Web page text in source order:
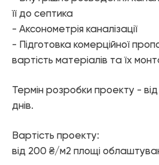
її до септика
- Аксонометрія каналізації
- Підготовка комерційної
вартість матеріалів та їх
Термін розробки проекту -
днів.
Вартість проекту:
від 200 ₴/м2 площі